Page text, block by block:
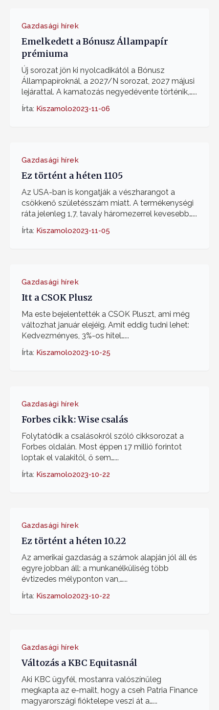
Gazdasági hírek
Emelkedett a Bónusz Állampapír
prémiuma
Új sorozat jön ki nyolcadikától a Bónusz
Állampapíroknál, a 2027/N sorozat, 2027 májusi
lejárattal. A kamatozás negyedévente történik,…...
Írta: Kiszamolo2023-11-06
Gazdasági hírek
Ez történt a héten 1105
Az USA-ban is kongatják a vészharangot a
csökkenő születésszám miatt. A termékenységi
ráta jelenleg 1,7, tavaly háromezerrel kevesebb…...
Írta: Kiszamolo2023-11-05
Gazdasági hírek
Itt a CSOK Plusz
Ma este bejelentették a CSOK Pluszt, ami még
változhat január elejéig. Amit eddig tudni lehet:
Kedvezményes, 3%-os hitel…...
Írta: Kiszamolo2023-10-25
Gazdasági hírek
Forbes cikk: Wise csalás
Folytatódik a csalásokról szóló cikksorozat a
Forbes oldalán. Most éppen 17 millió forintot
loptak el valakitől, ő sem…...
Írta: Kiszamolo2023-10-22
Gazdasági hírek
Ez történt a héten 10.22
Az amerikai gazdaság a számok alapján jól áll és
egyre jobban áll: a munkanélküliség több
évtizedes mélyponton van,…...
Írta: Kiszamolo2023-10-22
Gazdasági hírek
Változás a KBC Equitasnál
Aki KBC ügyfél, mostanra valószínűleg
megkapta az e-mailt, hogy a cseh Patria Finance
magyarországi fióktelepe veszi át a…...